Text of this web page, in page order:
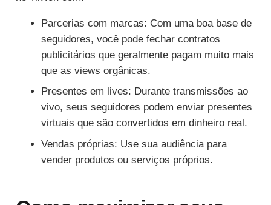
Parcerias com marcas: Com uma boa base de
seguidores, você pode fechar contratos
publicitários que geralmente pagam muito mais
que as views orgânicas.
Presentes em lives: Durante transmissões ao
vivo, seus seguidores podem enviar presentes
virtuais que são convertidos em dinheiro real.
Vendas próprias: Use sua audiência para
vender produtos ou serviços próprios.